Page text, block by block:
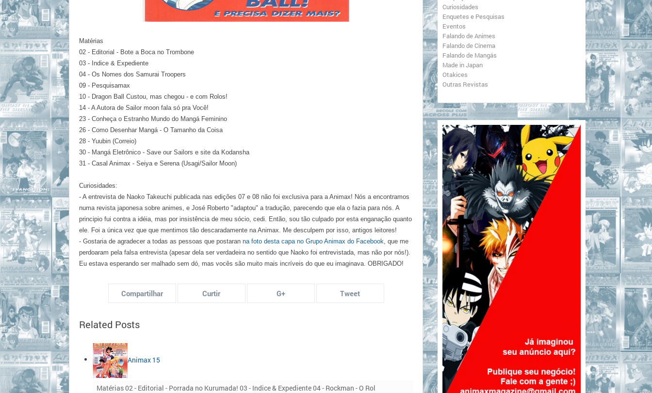
Matérias
02 - Editorial - Bote a Boca no Trombone
03 - Indice & Expediente
04 - Os Nomes dos Samurai Troopers
09 - Pesquisamax
10 - Dragon Ball Custou, mas chegou - e com Rolos!
14 - A Autora de Sailor moon fala só pra Você!
23 - Conheça o Estranho Mundo do Mangá Feminino
26 - Como Desenhar Mangá - O Tamanho da Coisa
28 - Yuubin (Correio)
30 - Mangá Eletrônico - Save our Sailors e site da Kodansha
31 - Casal Animax - Seiya e Serena (Usagi/Sailor Moon)
Curiosidades:
- A entrevista de Naoko Takeuchi publicada nas edições 07 e 08 não foi exclusiva para a Animax! Nós a encontramos
numa revista japonesa sobre animes, e José Roberto "adaptou" a tradução, parecendo que ela o fazia para nós. A
principio fui contra a idéia, mas por insistência de meu sócio, cedi. Então, sou tão culpado por esta enganação quanto
ele. Foi a única vez que que mentimos tão descaradamente na Animax. Me desculpem por isso, antigos leitores!
- Gostaria de agradecer a todas as pessoas que postaran na foto desta capa no Grupo Animax do Facebook , que me
perdoaram pela falsa entrevista (apesar dela ser verdadeira no sentido que Naoko foi entrevistada, mas não por nós!).
Eu estava esperando ser malhado sem dó, mas vocês são muito mais incríveis do que eu imaginava. OBRIGADO!
Compartilhar Curtir G+ Tweet
Related Posts
Animax 15
Matérias 02 - Editorial - Porrada no Kurumada! 03 - Indice & Expediente 04 - Rockman - O Rol
Curiosidades
Enquetes e Pesquisas
Eventos
Falando de Animes
Falando de Cinema
Falando de Mangás
Made in Japan
Otakices
Outras Revistas